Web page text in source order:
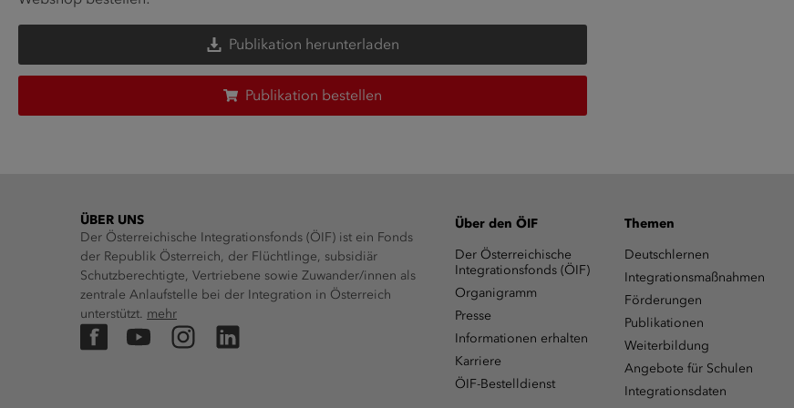
Publikation herunterladen
Publikation bestellen
ÜBER UNS
Der Österreichische Integrationsfonds (ÖIF) ist ein Fonds
der Republik Österreich, der Flüchtlinge, subsidiär
Schutzberechtigte, Vertriebene sowie Zuwander/innen als
zentrale Anlaufstelle bei der Integration in Österreich
unterstützt. mehr
FacebookYouTubeInstagramLinkedIn
Über den ÖIF
Der Österreichische
Integrationsfonds (ÖIF)
Organigramm
Presse
Informationen erhalten
Karriere
ÖIF-Bestelldienst
Themen
Deutschlernen
Integrationsmaßnahmen
Förderungen
Publikationen
Weiterbildung
Angebote für Schulen
Integrationsdaten